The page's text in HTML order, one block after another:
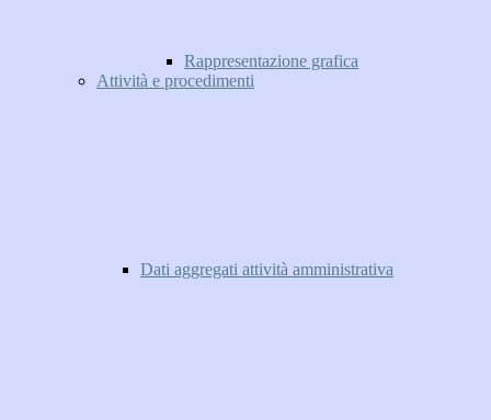
Rappresentazione grafica
Attività e procedimenti
Dati aggregati attività amministrativa